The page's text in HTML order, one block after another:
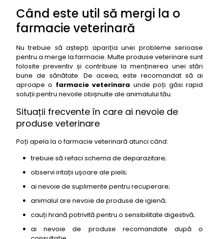
Când este util să mergi la o
farmacie veterinară
Nu trebuie să aștepți apariția unei probleme serioase
pentru a merge la farmacie. Multe produse veterinare sunt
folosite preventiv și contribuie la menținerea unei stări
bune de sănătate. De aceea, este recomandat să ai
aproape o farmacie veterinara unde poți găsi rapid
soluții pentru nevoile obișnuite ale animalului tău.
Situații frecvente în care ai nevoie de
produse veterinare
Poți apela la o farmacie veterinară atunci când:
trebuie să refaci schema de deparazitare;
observi iritații ușoare ale pielii;
ai nevoie de suplimente pentru recuperare;
animalul are nevoie de produse de igienă;
cauți hrană potrivită pentru o sensibilitate digestivă;
ai nevoie de produse recomandate după o